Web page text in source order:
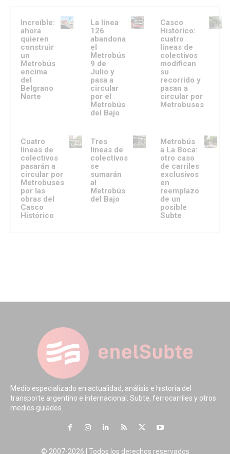
Increíble:
ahora
quieren
construir
un
Metrobús
encima
del
Belgrano
Norte
La línea
126
abandona
el
Metrobús
9 de
Julio y
pasa a
circular
por el
Metrobús
del Bajo
Casco
Histórico:
cuatro
líneas de
colectivos
modifican
su
recorrido y
pasan a
circular por
Metrobuses
Cuatro
líneas de
colectivos
pasarán a
circular por
Metrobuses
por las
obras del
Casco
Histórico
Tres
líneas de
colectivos
se
sumarán
al
Metrobús
del Bajo
Metrobús
a La Boca:
otro caso
de carriles
exclusivos
en
reemplazo
de un
posible
Subte
Medio especializado en actualidad, análisis e historia del
transporte argentino e internacional. Subte, ferrocarriles y otros
medios guiados.
© 2007-2026 | Todos los derechos reservados